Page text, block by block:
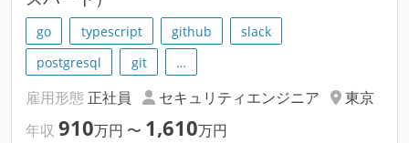
go typescript github
slack
postgresql
git …
雇用形態 正社員 セキュリティエンジニア
東京
年収 910万円 〜 1,610万円